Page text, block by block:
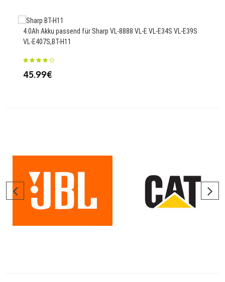
4.0Ah Akku passend für Sharp VL-8888 VL-E VL-E34S VL-E39S
VL-E407S,BT-H11
45.99€